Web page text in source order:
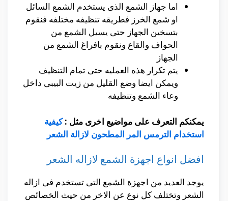
اما جهاز الشمع الذى يستخدم الشمع السائل
او شمع الخرز فطريقه تنظيفه مختلفه فنقوم
بتسخين الجهاز حتى يسيل الشمع من
الحواف والقاع ونقوم بافراغ الشمع من
الجهاز
يتم تكرار هذه العمليه حتى تمام التنظيف
ويمكن ايضا وضع القليل من زيت البيبى داخل
وعاء الشمع وتنظيفه
يمكنكم التعرف على مواضيع اخرى مثل :كيفية
استخدام الترمس المر المطحون لازالة الشعر
افضل انواع اجهزة الشمع لازاله الشعر
يوجد العديد من اجهزة الشمع التى تستخدم فى ازاله
الشعر وتختلف كل نوع عن الاخر من حيث الخصائص